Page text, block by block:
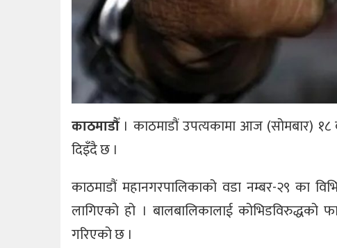
काठमाडौँ। काठमाडौं उपत्यकामा आज (सोमबार) १८
दिइँदै छ ।
काठमाडौं महानगरपालिकाको वडा नम्बर-२९ का
लागिएको हो । बालबालिकालाई कोभिडविरुद्धको
गरिएको छ ।